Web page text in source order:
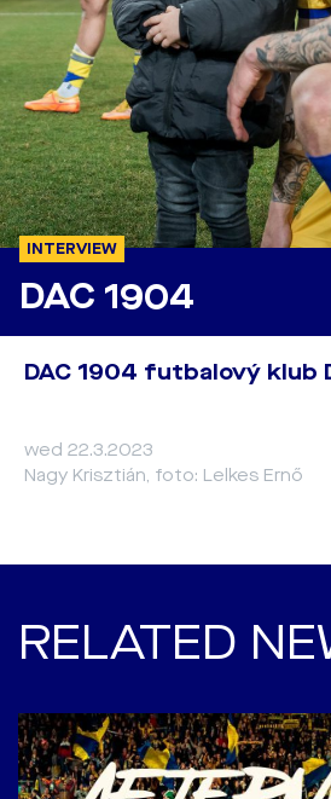
INTERVIEW
DAC 1904
DAC 1904 futbalový klub
wed 22.3.2023
Nagy Krisztián, foto: Lelkes Ernő
RELATED